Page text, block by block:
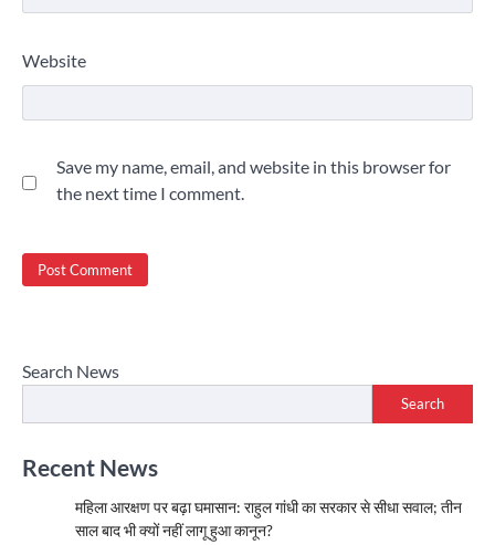
Website
Save my name, email, and website in this browser for
the next time I comment.
Search News
Search
Recent News
महिला आरक्षण पर बढ़ा घमासान: राहुल गांधी का सरकार से सीधा सवाल; तीन
साल बाद भी क्यों नहीं लागू हुआ कानून?